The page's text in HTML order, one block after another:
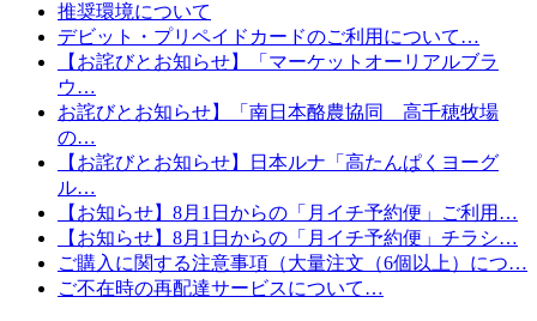
推奨環境について
デビット・プリペイドカードのご利用について…
【お詫びとお知らせ】「マーケットオーリアルブラ
ウ…
お詫びとお知らせ】「南日本酪農協同 高千穂牧場
の…
【お詫びとお知らせ】日本ルナ「高たんぱくヨーグ
ル…
【お知らせ】8月1日からの「月イチ予約便」ご利用…
【お知らせ】8月1日からの「月イチ予約便」チラシ…
ご購入に関する注意事項（大量注文（6個以上）につ…
ご不在時の再配達サービスについて…